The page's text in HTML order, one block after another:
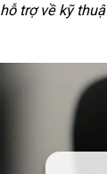
hỗ trợ về kỹ